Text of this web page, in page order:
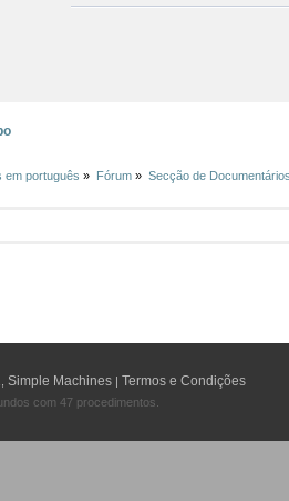
em português » Fórum » Secção de
,Simple Machines |Termos e Condições
com 47 procedimentos.